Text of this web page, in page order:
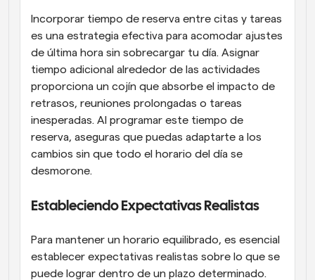
Incorporar tiempo de reserva entre citas y tareas
es una estrategia efectiva para acomodar ajustes
de última hora sin sobrecargar tu día. Asignar
tiempo adicional alrededor de las actividades
proporciona un cojín que absorbe el impacto de
retrasos, reuniones prolongadas o tareas
inesperadas. Al programar este tiempo de
reserva, aseguras que puedas adaptarte a los
cambios sin que todo el horario del día se
desmorone.
Estableciendo Expectativas Realistas
Para mantener un horario equilibrado, es esencial
establecer expectativas realistas sobre lo que se
puede lograr dentro de un plazo determinado.